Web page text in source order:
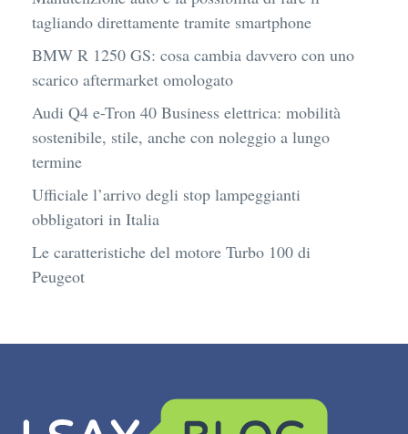
tagliando direttamente tramite smartphone
BMW R 1250 GS: cosa cambia davvero con uno
scarico aftermarket omologato
Audi Q4 e-Tron 40 Business elettrica: mobilità
sostenibile, stile, anche con noleggio a lungo
termine
Ufficiale l’arrivo degli stop lampeggianti
obbligatori in Italia
Le caratteristiche del motore Turbo 100 di
Peugeot